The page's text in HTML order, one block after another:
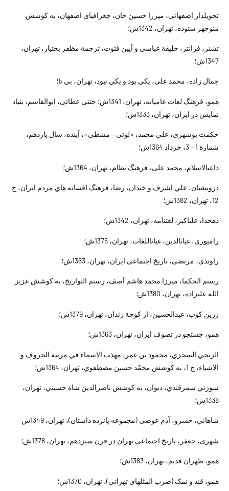
تحويلدار اصفهانى، ميرزا حسين خان، جغرافياى اصفهان، به کوشش
منوچهر ستوده، تهران، 1342ش؛
تشنر، فرانتز، خليفة عباسي و آيين فتوت، ترجمة مظفر بختيار، تهران،
1347ش؛
جمال زاده، محمد على، يکي بود و يکي نبود، تهران، بي تا؛
همو، فرهنگ لغات عاميانه، تهران، 1341ش؛ جنتى عطائى، ابوالقاسم، بنياد
نمايش در ايران، تهران، 1333ش؛
حكمت بوشهرى، علي محمد، «لوتى – مشطى»، آينده، سال يازدهم،
شمارة 1 – 3، خرداد 1364ش؛
داعى‏الاسلام، محمد على، فرهنگ نظام، تهران، 1364ش؛
درويشيان، علي اشرف و خندان، رضا، فرهنگ افسانه هاي مردم ايران، ج
12، تهران، 1382ش؛
دهخدا، على‏اكبر، لغتنامه، تهران، 1342ش؛
رامپورى، غياث‏الدين، غياث‏اللغات، تهران، 1375ش؛
راوندى، مرتضى، تاريخ اجتماعى ايران، تهران، 1363ش؛
رستم الحکما، ميرزا محمد هاشم آصف، رستم التواريخ، به کوشش عزيز
الله عليزاده، تهران، 1380ش؛
زرين کوب، عبدالحسين، از کوچة رندان، تهران، 1379ش؛
همو، جستجو در تصوف ايران، تهران، 1363ش؛
الزنجي السجزي، محمود بن عمر، مهذب الاسماء في مرتبة الحروف و
الاشياء، ج 1، به کوشش محمّد حسين مصطفوي، تهران، 1364ش؛
سوزني سمرقندي، ديوان، به کوشش ناصرالدين شاه حسيني، تهران،
1338ش؛
شاهاني، خسرو، آدم عوضي (مجموعه پانزده داستان)، تهران، 1349ش
شهرى، جعفر، تاريخ ‏اجتماعى تهران در قرن سيزدهم، تهران، 1378ش؛
همو، طهران قديم، تهران، 1383ش؛
همو، قند و نمک (ضرب المثلهاي تهراني)، تهران، 1370ش؛